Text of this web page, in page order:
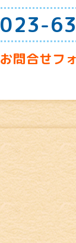
023-
お問合せフ